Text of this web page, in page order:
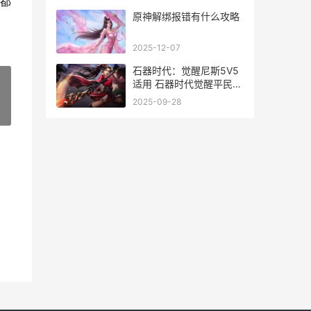
原神解绑报错有什么攻略
2025-12-07
石器时代：觉醒尼斯5V5
适用 石器时代觉醒平民最
强阵容
2025-09-28